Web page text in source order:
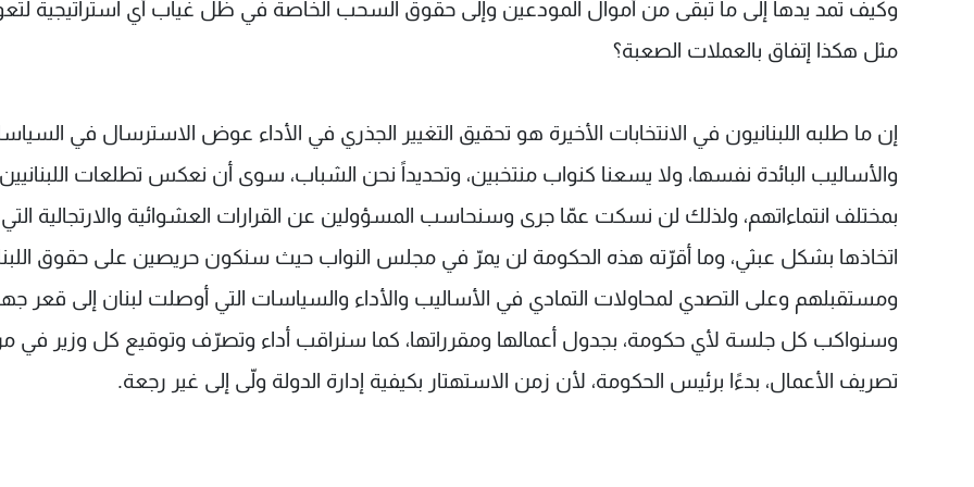
وكيف تمد يدها إلى ما تبقى من أموال المودعين وإلى حقوق السحب الخاصة في ظل غياب أي استراتيجية
مثل هكذا إتفاق بالعملات الصعبة؟
إن ما طلبه اللبنانيون في الانتخابات الأخيرة هو تحقيق التغيير الجذري في الأداء عوض الاسترسال في
والأساليب البائدة نفسها، ولا يسعنا كنواب منتخبين، وتحديداً نحن الشباب، سوى أن نعكس تطلعات اللبنانيين
بمختلف انتماءاتهم، ولذلك لن نسكت عمّا جرى وسنحاسب المسؤولين عن القرارات العشوائية والارتجالية
اتخاذها بشكل عبثي، وما أقرّته هذه الحكومة لن يمرّ في مجلس النواب حيث سنكون حريصين على حقوق
ومستقبلهم وعلى التصدي لمحاولات التمادي في الأساليب والأداء والسياسات التي أوصلت لبنان إلى قعر
وسنواكب كل جلسة لأي حكومة، بجدول أعمالها ومقرراتها، كما سنراقب أداء وتصرّف وتوقيع كل وزير في
تصريف الأعمال، بدءًا برئيس الحكومة، لأن زمن الاستهتار بكيفية إدارة الدولة ولّى إلى غير رجعة.